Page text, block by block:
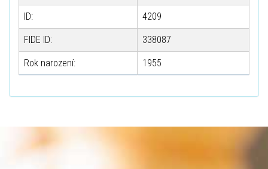
ID: 4209
FIDE ID: 338087
Rok narození: 1955